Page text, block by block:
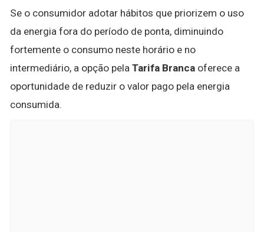
Se o consumidor adotar hábitos que priorizem o uso
da energia fora do período de ponta, diminuindo
fortemente o consumo neste horário e no
intermediário, a opção pela Tarifa Branca oferece a
oportunidade de reduzir o valor pago pela energia
consumida.